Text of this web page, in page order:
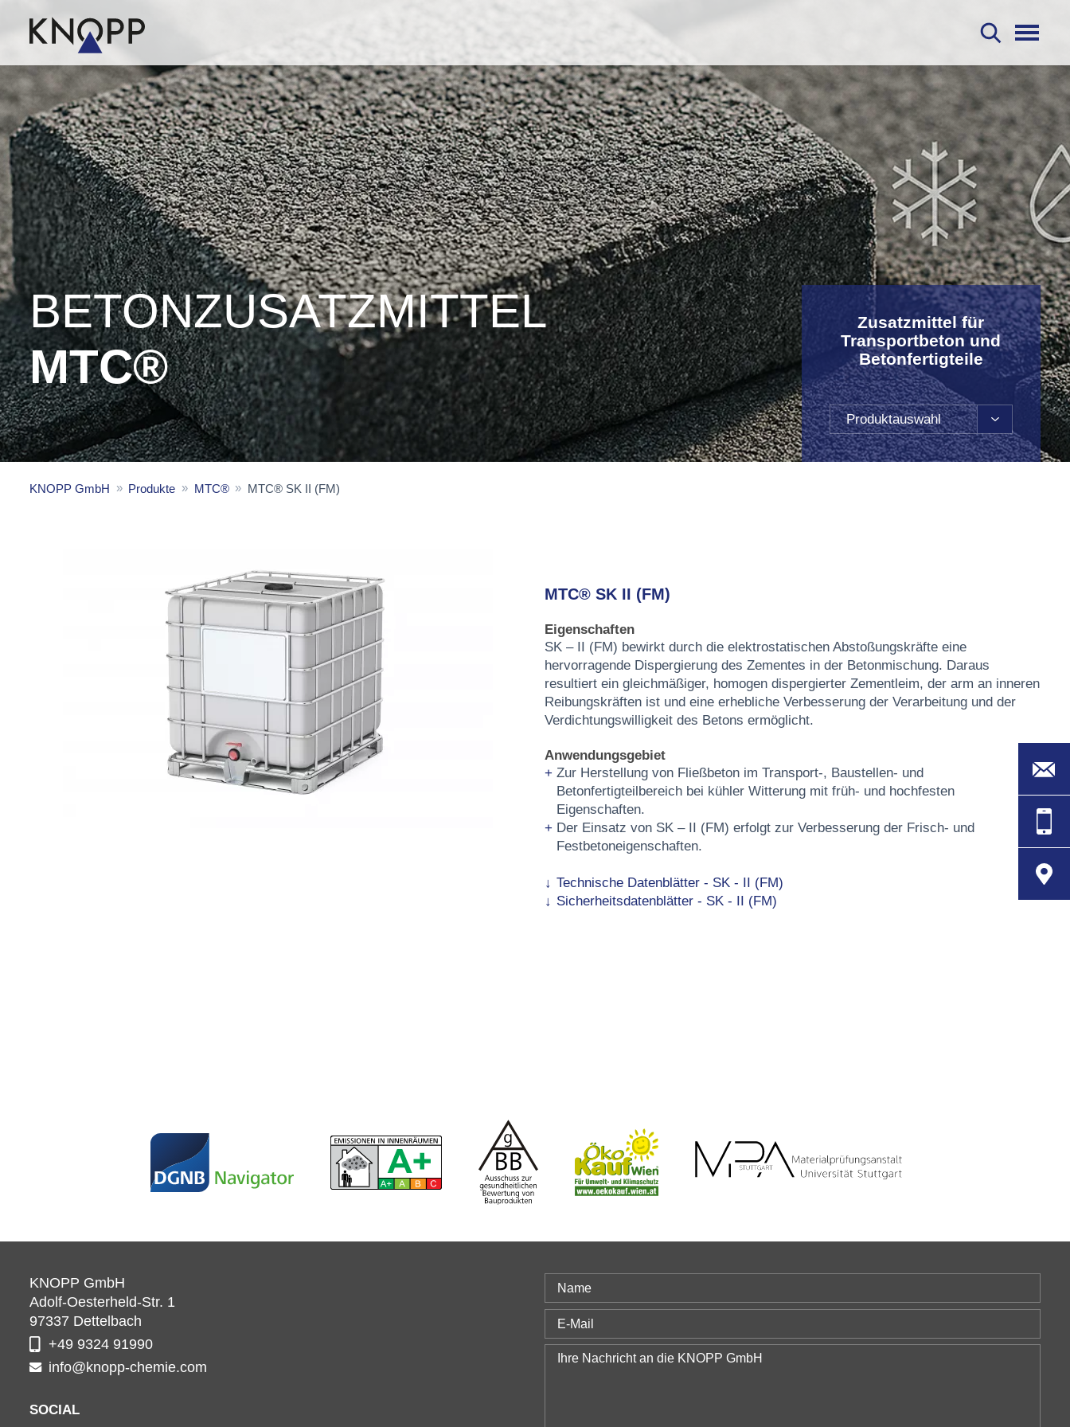
BETON­ZUSATZ­MITTEL
MTC®
Zusatzmittel für
Transportbeton und
Betonfertigteile
Produktauswahl
KNOPP GmbH Produkte MTC® MTC® SK II (FM)
MTC® SK II (FM)
Eigenschaften
SK – II (FM) bewirkt durch die elektrostatischen Abstoßungskräfte eine
hervorragende Dispergierung des Zementes in der Betonmischung. Daraus
resultiert ein gleichmäßiger, homogen dispergierter Zementleim, der arm an inneren
Reibungskräften ist und eine erhebliche Verbesserung der Verarbeitung und der
Verdichtungswilligkeit des Betons ermöglicht.
Anwendungsgebiet
Zur Herstellung von Fließbeton im Transport-, Baustellen- und
Betonfertigteilbereich bei kühler Witterung mit früh- und hochfesten
Eigenschaften.
Der Einsatz von SK – II (FM) erfolgt zur Verbesserung der Frisch- und
Festbetoneigenschaften.
Technische Datenblätter - SK - II (FM)
Sicherheitsdatenblätter - SK - II (FM)
KNOPP GmbH
Adolf-Oesterheld-Str. 1
97337 Dettelbach
+49 9324 91990
info@knopp-chemie.com
SOCIAL